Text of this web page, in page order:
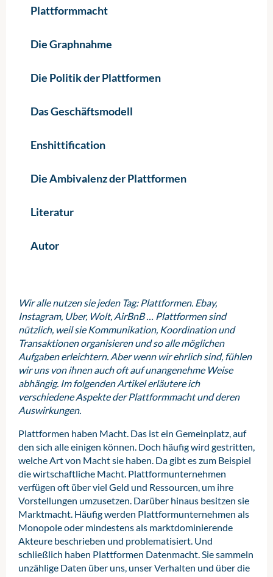
Plattformmacht
Die Graphnahme
Die Politik der Plattformen
Das Geschäftsmodell
Enshittification
Die Ambivalenz der Plattformen
Literatur
Autor
Wir alle nutzen sie jeden Tag: Plattformen. Ebay,
Instagram, Uber, Wolt, AirBnB … Plattformen sind
nützlich, weil sie Kommunikation, Koordination und
Transaktionen organisieren und so alle möglichen
Aufgaben erleichtern. Aber wenn wir ehrlich sind, fühlen
wir uns von ihnen auch oft auf unangenehme Weise
abhängig. Im folgenden Artikel erläutere ich
verschiedene Aspekte der Plattformmacht und deren
Auswirkungen.
Plattformen haben Macht. Das ist ein Gemeinplatz, auf
den sich alle einigen können. Doch häufig wird gestritten,
welche Art von Macht sie haben. Da gibt es zum Beispiel
die wirtschaftliche Macht. Plattformunternehmen
verfügen oft über viel Geld und Ressourcen, um ihre
Vorstellungen umzusetzen. Darüber hinaus besitzen sie
Marktmacht. Häufig werden Plattformunternehmen als
Monopole oder mindestens als marktdominierende
Akteure beschrieben und problematisiert. Und
schließlich haben Plattformen Datenmacht. Sie sammeln
unzählige Daten über uns, unser Verhalten und über die